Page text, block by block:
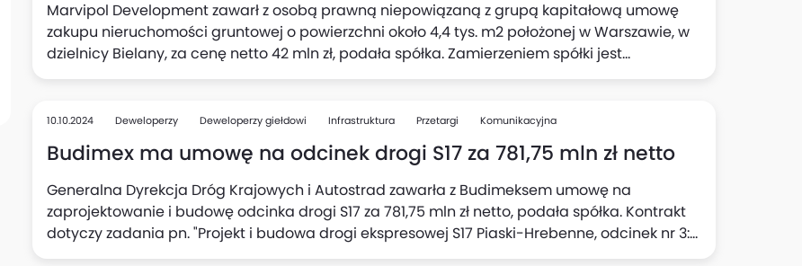
Marvipol Development zawarł z osobą prawną niepowiązaną z grupą kapitałową umowę
zakupu nieruchomości gruntowej o powierzchni około 4,4 tys. m2 położonej w Warszawie, w
dzielnicy Bielany, za cenę netto 42 mln zł, podała spółka. Zamierzeniem spółki jest
zrealizowanie na Nieruchomości inwestycji mieszkaniowej.
10.10.2024 Deweloperzy Deweloperzy giełdowi Infrastruktura Przetargi Komunikacyjna
Budimex ma umowę na odcinek drogi S17 za 781,75 mln zł netto
Generalna Dyrekcja Dróg Krajowych i Autostrad zawarła z Budimeksem umowę na
zaprojektowanie i budowę odcinka drogi S17 za 781,75 mln zł netto, podała spółka. Kontrakt
dotyczy zadania pn. "Projekt i budowa drogi ekspresowej S17 Piaski-Hrebenne, odcinek nr 3:
węzeł "Krasnystaw Północ" (Krasnystaw 1) wraz z węzłem - węzeł 'Izbica' (Tarzymiechy) wraz